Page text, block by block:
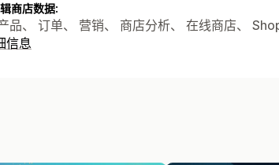
商店数据:
品、 订单、 营销、 商店分析、 在线商店、
信息